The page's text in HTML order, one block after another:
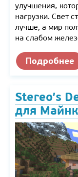
улучшения,
нагрузки. Свет
лучше, а мир
на слабом
Подробнее
Stereo’s
для